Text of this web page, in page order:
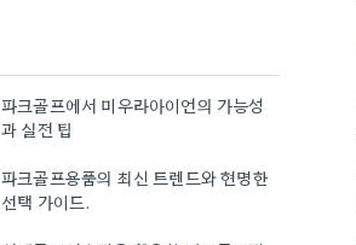
파크골프에서 미우라아이언의 가능성
과 실전 팁
파크골프용품의 최신 트렌드와 현명한
선택 가이드.